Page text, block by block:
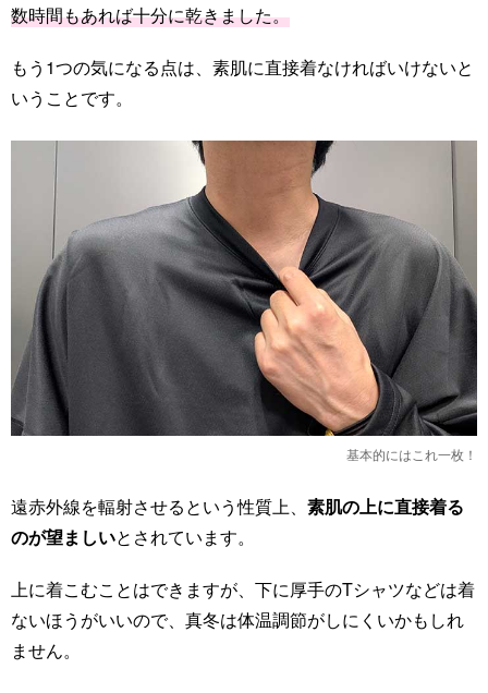
数時間もあれば十分に乾きました。
もう1つの気になる点は、素肌に直接着なければいけないと
いうことです。
基本的にはこれ一枚！
遠赤外線を輻射させるという性質上、 素肌の上に直接着る
のが望ましいとされています。
上に着こむことはできますが、下に厚手のTシャツなどは着
ないほうがいいので、真冬は体温調節がしにくいかもしれ
ません。